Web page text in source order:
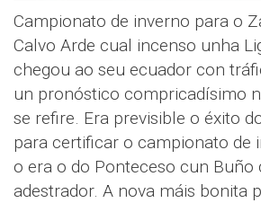
Campionato de inverno para o
Calvo Arde cual incenso unha
chegou ao seu ecuador con
un pronóstico compricadísimo
se refire. Era previsible o éxito
para certificar o campionato de
o era o do Ponteceso cun Buño
adestrador. A nova máis bonita